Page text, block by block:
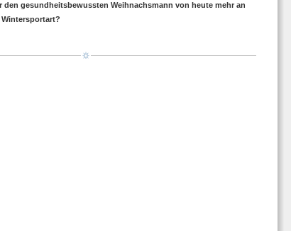
den gesundheitsbewussten Weihnachsmann von heute mehr an
Wintersportart?